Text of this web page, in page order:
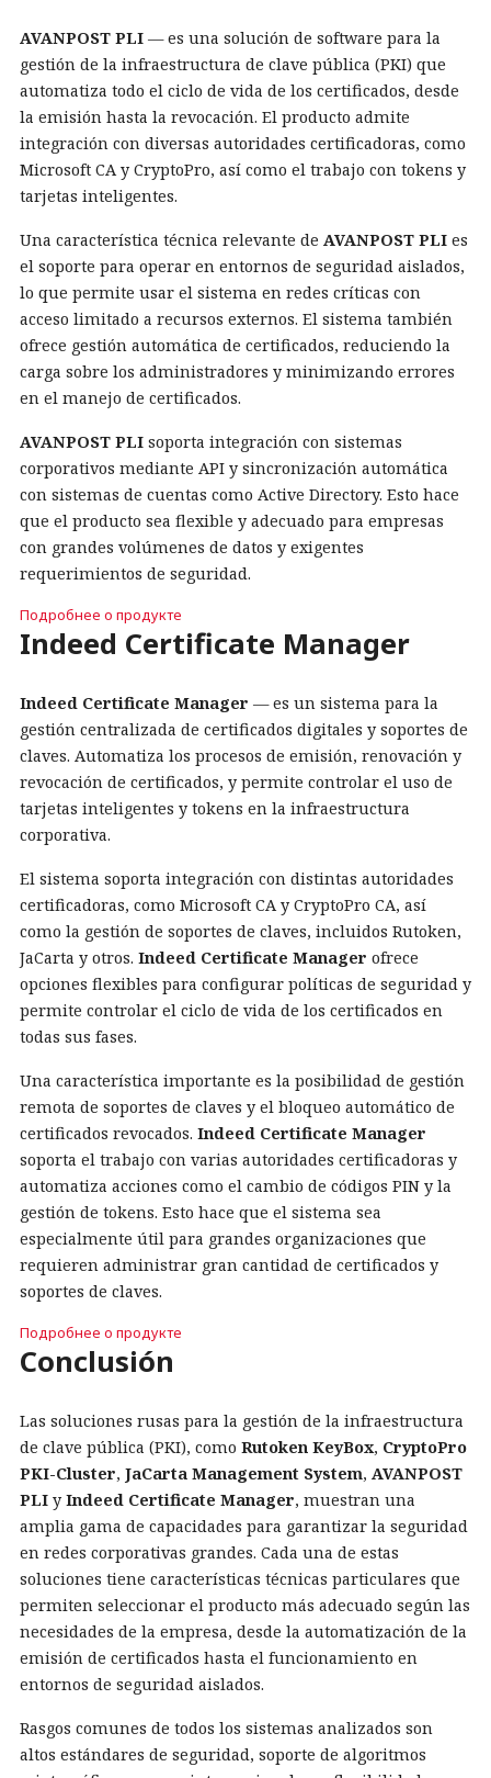
AVANPOST PLI — es una solución de software para la
gestión de la infraestructura de clave pública (PKI) que
automatiza todo el ciclo de vida de los certificados, desde
la emisión hasta la revocación. El producto admite
integración con diversas autoridades certificadoras, como
Microsoft CA y CryptoPro, así como el trabajo con tokens y
tarjetas inteligentes.
Una característica técnica relevante de AVANPOST PLI es
el soporte para operar en entornos de seguridad aislados,
lo que permite usar el sistema en redes críticas con
acceso limitado a recursos externos. El sistema también
ofrece gestión automática de certificados, reduciendo la
carga sobre los administradores y minimizando errores
en el manejo de certificados.
AVANPOST PLI soporta integración con sistemas
corporativos mediante API y sincronización automática
con sistemas de cuentas como Active Directory. Esto hace
que el producto sea flexible y adecuado para empresas
con grandes volúmenes de datos y exigentes
requerimientos de seguridad.
Подробнее о продукте
Indeed Certificate Manager
Indeed Certificate Manager — es un sistema para la
gestión centralizada de certificados digitales y soportes de
claves. Automatiza los procesos de emisión, renovación y
revocación de certificados, y permite controlar el uso de
tarjetas inteligentes y tokens en la infraestructura
corporativa.
El sistema soporta integración con distintas autoridades
certificadoras, como Microsoft CA y CryptoPro CA, así
como la gestión de soportes de claves, incluidos Rutoken,
JaCarta y otros. Indeed Certificate Manager ofrece
opciones flexibles para configurar políticas de seguridad y
permite controlar el ciclo de vida de los certificados en
todas sus fases.
Una característica importante es la posibilidad de gestión
remota de soportes de claves y el bloqueo automático de
certificados revocados. Indeed Certificate Manager
soporta el trabajo con varias autoridades certificadoras y
automatiza acciones como el cambio de códigos PIN y la
gestión de tokens. Esto hace que el sistema sea
especialmente útil para grandes organizaciones que
requieren administrar gran cantidad de certificados y
soportes de claves.
Подробнее о продукте
Conclusión
Las soluciones rusas para la gestión de la infraestructura
de clave pública (PKI), como Rutoken KeyBox, CryptoPro
PKI-Cluster, JaCarta Management System, AVANPOST
PLI y Indeed Certificate Manager, muestran una
amplia gama de capacidades para garantizar la seguridad
en redes corporativas grandes. Cada una de estas
soluciones tiene características técnicas particulares que
permiten seleccionar el producto más adecuado según las
necesidades de la empresa, desde la automatización de la
emisión de certificados hasta el funcionamiento en
entornos de seguridad aislados.
Rasgos comunes de todos los sistemas analizados son
altos estándares de seguridad, soporte de algoritmos